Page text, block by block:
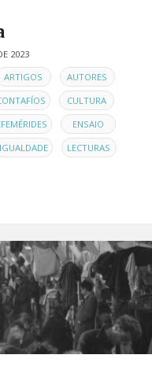
2023
ARTIGOS , AUTORES ,
, CULTURA ,
, ENSAIO ,
IGUALDADE , LECTURAS